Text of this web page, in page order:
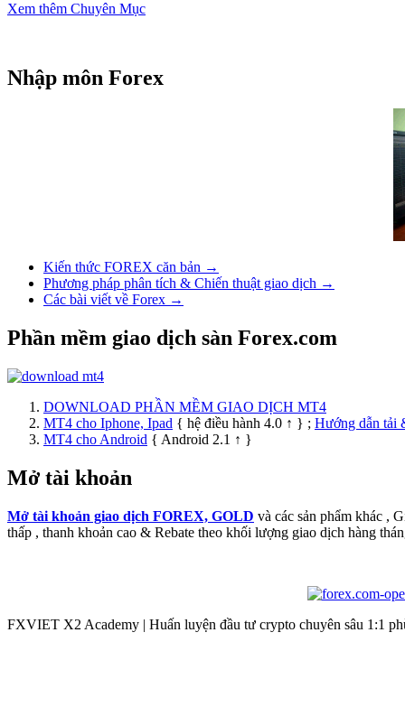
Xem thêm Chuyên Mục
Nhập môn Forex
Kiến thức FOREX căn bản →
Phương pháp phân tích & Chiến thuật giao dịch →
Các bài viết về Forex →
Phần mềm giao dịch sàn Forex.com
DOWNLOAD PHẦN MỀM GIAO DỊCH MT4
MT4 cho Iphone, Ipad { hệ điều hành 4.0 ↑ } ; Hướng dẫn tải
MT4 cho Android { Android 2.1 ↑ }
Mở tài khoản
Mở tài khoản giao dịch FOREX, GOLD và các sản phẩm khác ,
thấp , thanh khoản cao & Rebate theo khối lượng giao dịch hàng
FXVIET X2 Academy | Huấn luyện đầu tư crypto chuyên sâu 1:1